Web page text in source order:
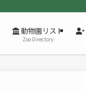
動物園リスト
Zoo Directory